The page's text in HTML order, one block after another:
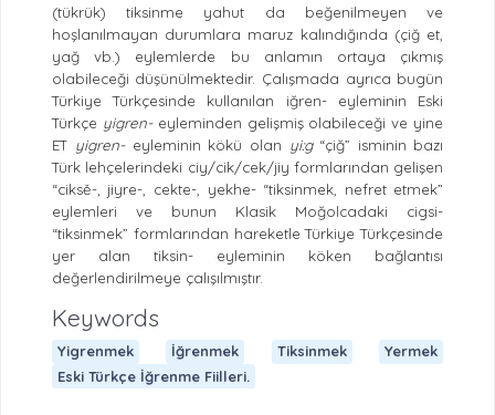
(tükrük) tiksinme yahut da beğenilmeyen ve
hoşlanılmayan durumlara maruz kalındığında (çiğ et,
yağ vb.) eylemlerde bu anlamın ortaya çıkmış
olabileceği düşünülmektedir. Çalışmada ayrıca bugün
Türkiye Türkçesinde kullanılan iğren- eyleminin Eski
Türkçe yigren-eyleminden gelişmiş olabileceği ve yine
ET yigren-eyleminin kökü olan yi:g“çiğ” isminin bazı
Türk lehçelerindeki ciy/cik/cek/jiy formlarından gelişen
“ciksě-, jiyre-, cekte-, yekhe- “tiksinmek, nefret etmek”
eylemleri ve bunun Klasik Moğolcadaki cigsi-
“tiksinmek” formlarından hareketle Türkiye Türkçesinde
yer alan tiksin- eyleminin köken bağlantısı
değerlendirilmeye çalışılmıştır.
Keywords
Yigrenmek İğrenmek Tiksinmek
Yermek
Eski Türkçe İğrenme Fiilleri.